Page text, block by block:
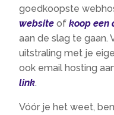
goedkoopste
website ofkoop een
aan de slag te gaan.
uitstraling met je
ook email hosting
link.
Vóór je het weet,